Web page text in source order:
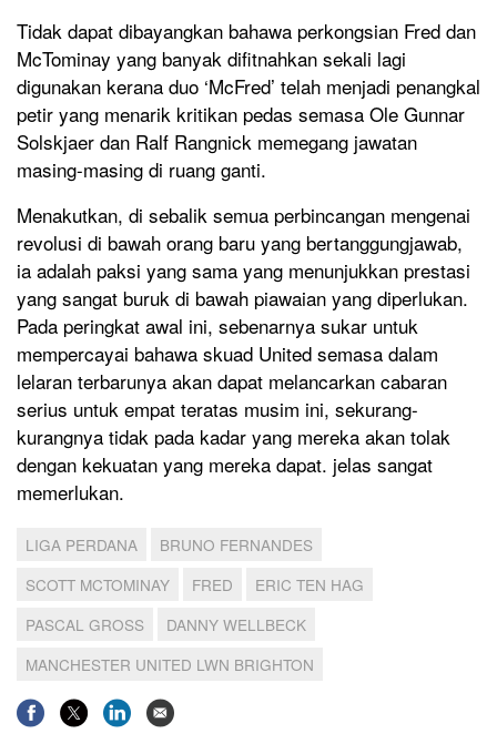
Tidak dapat dibayangkan bahawa perkongsian Fred dan
McTominay yang banyak difitnahkan sekali lagi
digunakan kerana duo ‘McFred’ telah menjadi penangkal
petir yang menarik kritikan pedas semasa Ole Gunnar
Solskjaer dan Ralf Rangnick memegang jawatan
masing-masing di ruang ganti.
Menakutkan, di sebalik semua perbincangan mengenai
revolusi di bawah orang baru yang bertanggungjawab,
ia adalah paksi yang sama yang menunjukkan prestasi
yang sangat buruk di bawah piawaian yang diperlukan.
Pada peringkat awal ini, sebenarnya sukar untuk
mempercayai bahawa skuad United semasa dalam
lelaran terbarunya akan dapat melancarkan cabaran
serius untuk empat teratas musim ini, sekurang-
kurangnya tidak pada kadar yang mereka akan tolak
dengan kekuatan yang mereka dapat. jelas sangat
memerlukan.
LIGA PERDANA
BRUNO FERNANDES
SCOTT MCTOMINAY
FRED
ERIC TEN HAG
PASCAL GROSS
DANNY WELLBECK
MANCHESTER UNITED LWN BRIGHTON